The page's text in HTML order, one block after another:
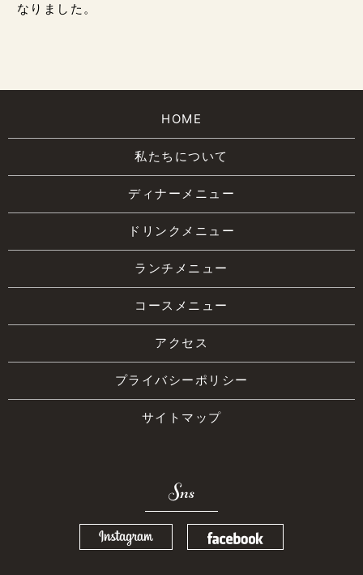
なりました。
HOME
私たちについて
ディナーメニュー
ドリンクメニュー
ランチメニュー
コースメニュー
アクセス
プライバシーポリシー
サイトマップ
Sns